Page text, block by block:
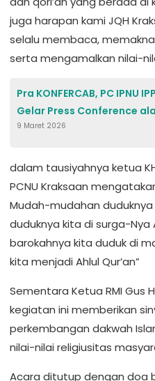
juga harapan kami JQH
selalu membaca,
serta mengamalkan nilai-
Pra KONFERCAB, PC IPNU
Gelar Press Conference
9 Maret 2026
dalam tausiyahnya ketua
PCNU Kraksaan
Mudah-mudahan
duduknya kita di surga-Nya
barokahnya kita duduk di
kita menjadi Ahlul Qur’an”
Sementara Ketua RMI Gus
kegiatan ini memberikan
perkembangan dakwah
nilai-nilai religiusitas
Acara ditutup dengan doa